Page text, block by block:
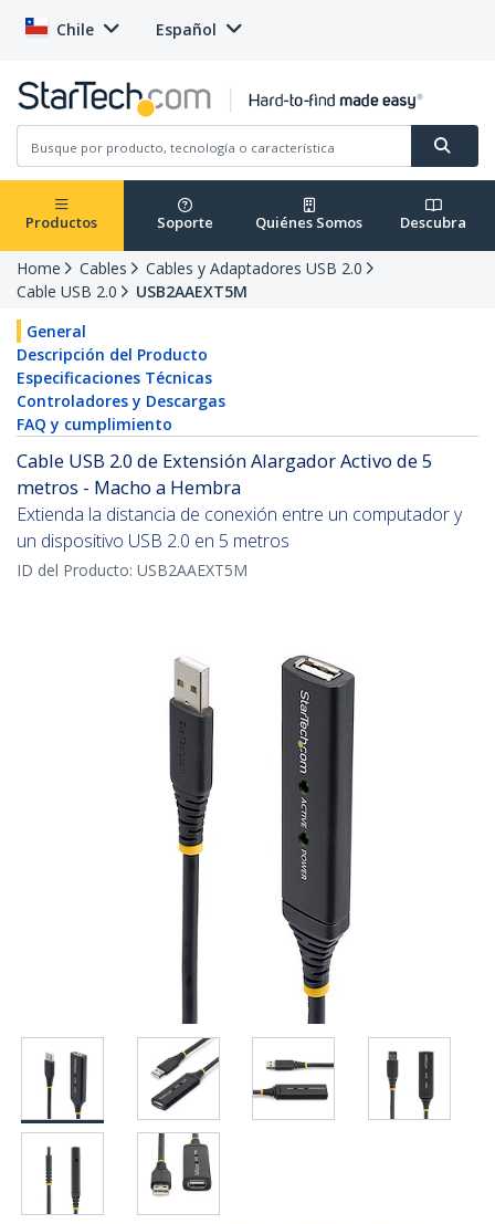
Chile Español
Productos Soporte Quiénes Somos Descubra
Home Cables
Cables y Adaptadores USB 2.0
Cable USB 2.0
USB2AAEXT5M
General
Descripción del Producto
Especificaciones Técnicas
Controladores y Descargas
FAQ y cumplimiento
Cable USB 2.0 de Extensión Alargador Activo de 5
metros - Macho a Hembra
Extienda la distancia de conexión entre un computador y
un dispositivo USB 2.0 en 5 metros
ID del Producto: USB2AAEXT5M